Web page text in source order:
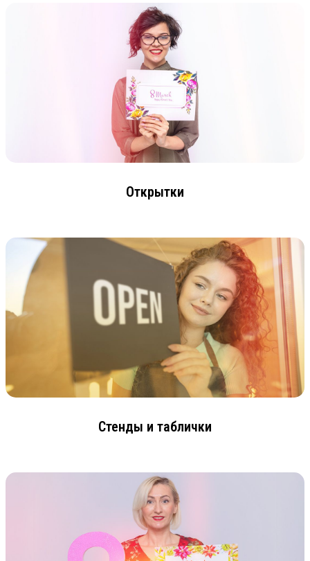
Открытки
Стенды и таблички